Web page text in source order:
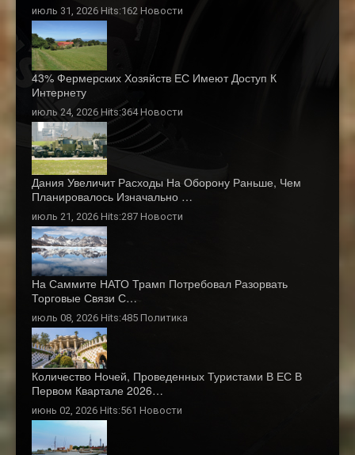
июль 31, 2026 Hits:162 Новости
43% Фермерских Хозяйств ЕС Имеют Доступ К
Интернету
июль 24, 2026 Hits:364Новости
Дания Увеличит Расходы На Оборону Раньше, Чем
Планировалось Изначально …
июль 21, 2026 Hits:287 Новости
На Саммите НАТО Трамп Потребовал Разорвать
Торговые Связи С…
июль 08, 2026 Hits:485 Политика
Количество Ночей, Проведенных Туристами В ЕС В
Первом Квартале 2026…
июнь 02, 2026 Hits:561 Новости